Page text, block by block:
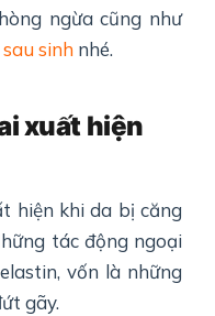
ngừa cũng như
sinh nhé.
xuất hiện
hiện khi da bị căng
tác động ngoại
vốn là những
gãy.